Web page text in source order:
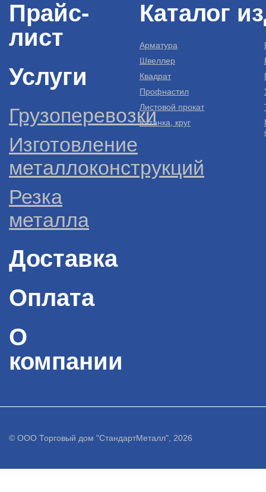
Прайс-
лист
Услуги
Грузоперевозки
Изготовление
металлоконструкций
Резка
металла
Доставка
Оплата
О
компании
Каталог
Арматура
Швеллер
Квадрат
Профнастил
Листовой прокат
Катанка, круг
© ООО Торговый дом "СтандартМеталл", 2026